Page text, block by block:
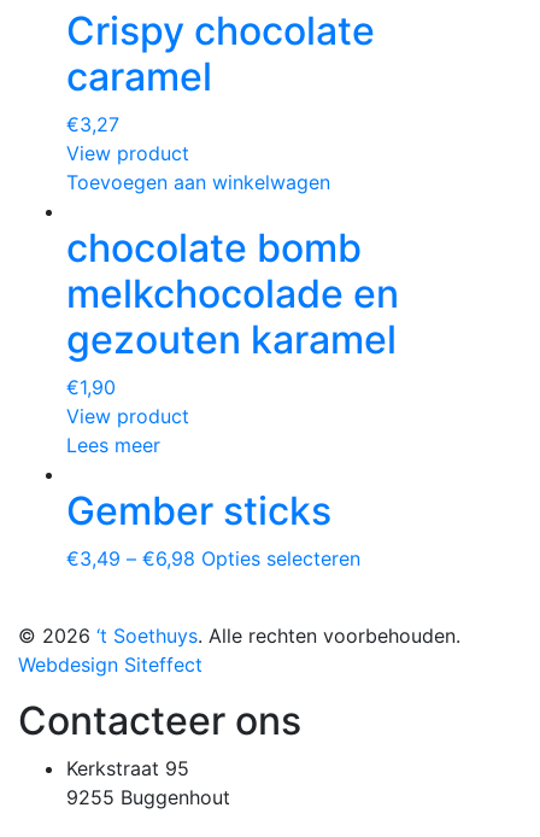
Crispy chocolate
caramel
€3,27
View product
Toevoegen aan winkelwagen
chocolate bomb
melkchocolade en
gezouten karamel
€1,90
View product
Lees meer
Gember sticks
€3,49 – €6,98 Opties selecteren
© 2026 ‘t Soethuys. Alle rechten voorbehouden.
Webdesign Siteffect
Contacteer ons
Kerkstraat 95
9255 Buggenhout